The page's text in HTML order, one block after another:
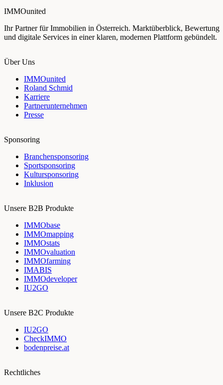
IMMOunited
Ihr Partner für Immobilien in Österreich. Marktüberblick, Bewertung
und digitale Services in einer klaren, modernen Plattform gebündelt.
Über Uns
IMMOunited
Roland Schmid
Karriere
Partnerunternehmen
Presse
Sponsoring
Branchensponsoring
Sportsponsoring
Kultursponsoring
Inklusion
Unsere B2B Produkte
IMMObase
IMMOmapping
IMMOstats
IMMOvaluation
IMMOfarming
IMABIS
IMMOdeveloper
IU2GO
Unsere B2C Produkte
IU2GO
CheckIMMO
bodenpreise.at
Rechtliches